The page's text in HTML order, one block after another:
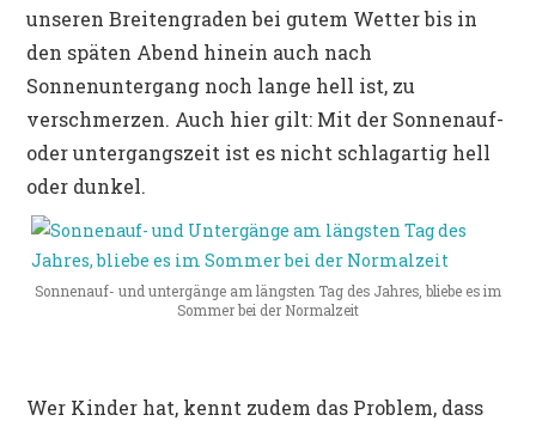
unseren Breitengraden bei gutem Wetter bis in
den späten Abend hinein auch nach
Sonnenuntergang noch lange hell ist, zu
verschmerzen. Auch hier gilt: Mit der Sonnenauf-
oder untergangszeit ist es nicht schlagartig hell
oder dunkel.
Sonnenauf- und untergänge am längsten Tag des Jahres, bliebe es im
Sommer bei der Normalzeit
Wer Kinder hat, kennt zudem das Problem, dass